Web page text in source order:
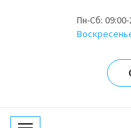
Пн-Сб: 09:00-